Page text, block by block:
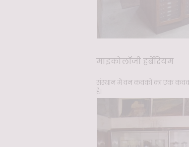
माइकोलॉजी हर्बेरियम
संस्थान में वन कवकों का एक
है।